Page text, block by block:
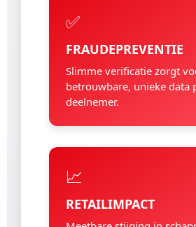
✅
FRAUDEPREVENTIE
Slimme verificatie zorgt
betrouwbare, unieke data
deelnemer.
📈
RETAILIMPACT